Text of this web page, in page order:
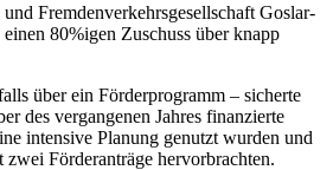
Fremdenverkehrsgesellschaft Goslar-
80%igen Zuschuss über knapp
über ein Förderprogramm – sicherte
des vergangenen Jahres finanzierte
intensive Planung genutzt wurden und
zwei Förderanträge hervorbrachten.